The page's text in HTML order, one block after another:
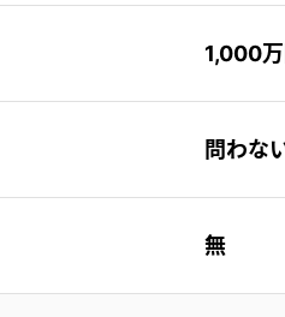
1,000万
問わな
無